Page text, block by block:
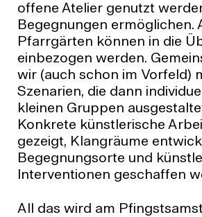
offene Atelier genutzt
Begegnungen ermöglichen.
Pfarrgärten können in die
einbezogen werden.
wir (auch schon im Vorfeld)
Szenarien, die dann
kleinen Gruppen
Konkrete künstlerische
gezeigt, Klangräume
Begegnungsorte und
Interventionen geschaffen
All das wird am